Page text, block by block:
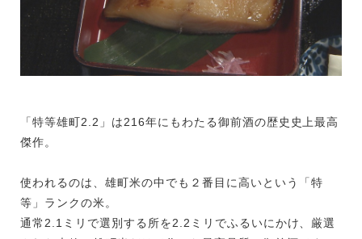
「特等雄町2.2」は216年にもわたる御前酒の歴史史上最高
傑作。
使われるのは、雄町米の中でも２番目に高いという「特
等」ランクの米。
通常2.1ミリで選別する所を2.2ミリでふるいにかけ、厳選